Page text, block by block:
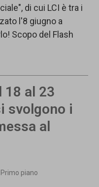
di cui LCI è tra i
l'8 giugno a
Scopo del Flash
18 al 23
svolgono i
al
Primo piano